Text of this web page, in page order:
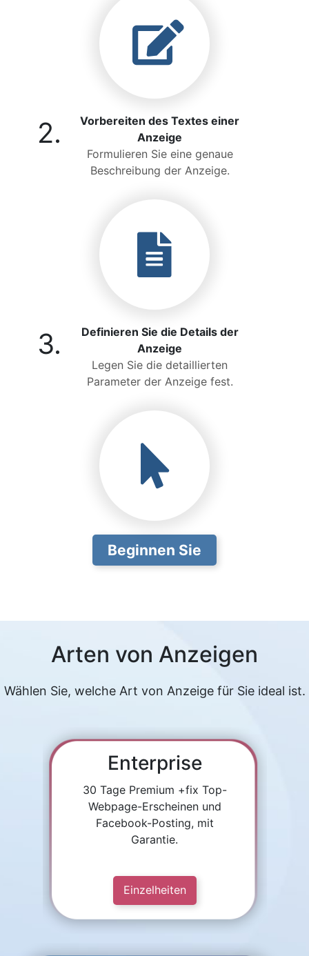
2.
Vorbereiten des Textes einer
Anzeige
Formulieren Sie eine genaue
Beschreibung der Anzeige.
3.
Definieren Sie die Details der
Anzeige
Legen Sie die detaillierten
Parameter der Anzeige fest.
Beginnen Sie
Arten von Anzeigen
Wählen Sie, welche Art von Anzeige für Sie ideal ist.
Enterprise
30 Tage Premium +fix Top-
Webpage-Erscheinen und
Facebook-Posting, mit
Garantie.
Einzelheiten